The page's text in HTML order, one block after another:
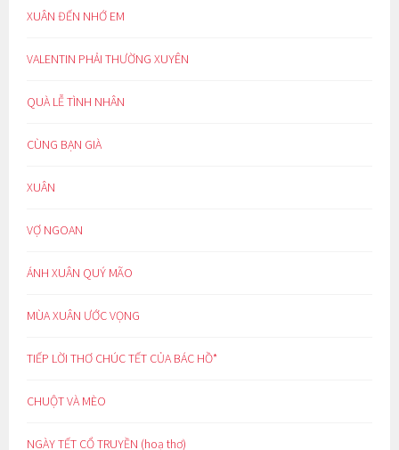
XUÂN ĐẾN NHỚ EM
VALENTIN PHẢI THƯỜNG XUYÊN
QUÀ LỄ TÌNH NHÂN
CÙNG BẠN GIÀ
XUÂN
VỢ NGOAN
ÁNH XUÂN QUÝ MÃO
MÙA XUÂN ƯỚC VỌNG
TIẾP LỜI THƠ CHÚC TẾT CỦA BÁC HỒ*
CHUỘT VÀ MÈO
NGÀY TẾT CỔ TRUYỀN (hoạ thơ)